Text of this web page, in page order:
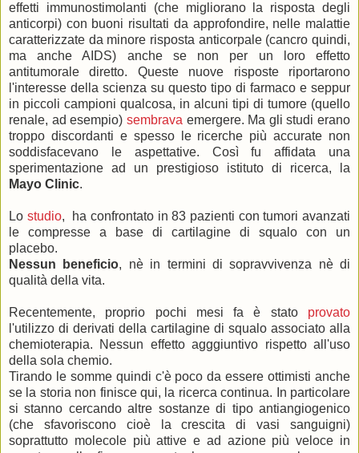
effetti immunostimolanti (che migliorano la risposta degli
anticorpi) con buoni risultati da approfondire, nelle malattie
caratterizzate da minore risposta anticorpale (cancro quindi,
ma anche AIDS) anche se non per un loro effetto
antitumorale diretto. Queste nuove risposte riportarono
l'interesse della scienza su questo tipo di farmaco e seppur
in piccoli campioni qualcosa, in alcuni tipi di tumore (quello
renale, ad esempio) sembrava emergere. Ma gli studi erano
troppo discordanti e spesso le ricerche più accurate non
soddisfacevano le aspettative. Così fu affidata una
sperimentazione ad un prestigioso istituto di ricerca, la
Mayo Clinic.
Lo studio, ha confrontato in 83 pazienti con tumori avanzati
le compresse a base di cartilagine di squalo con un
placebo.
Nessun beneficio, nè in termini di sopravvivenza nè di
qualità della vita.
Recentemente, proprio pochi mesi fa è stato provato
l'utilizzo di derivati della cartilagine di squalo associato alla
chemioterapia. Nessun effetto agggiuntivo rispetto all'uso
della sola chemio.
Tirando le somme quindi c'è poco da essere ottimisti anche
se la storia non finisce qui, la ricerca continua. In particolare
si stanno cercando altre sostanze di tipo antiangiogenico
(che sfavoriscono cioè la crescita di vasi sanguigni)
soprattutto molecole più attive e ad azione più veloce in